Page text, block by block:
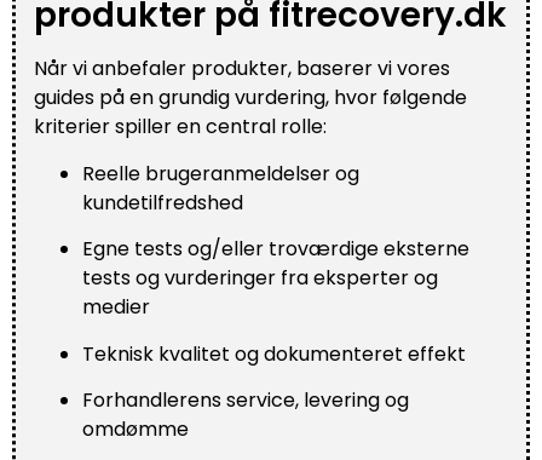
produkter på fitrecovery.dk
Når vi anbefaler produkter, baserer vi vores
guides på en grundig vurdering, hvor følgende
kriterier spiller en central rolle:
Reelle brugeranmeldelser og
kundetilfredshed
Egne tests og/eller troværdige eksterne
tests og vurderinger fra eksperter og
medier
Teknisk kvalitet og dokumenteret effekt
Forhandlerens service, levering og
omdømme